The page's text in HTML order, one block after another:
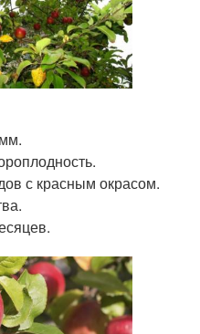
с красным окрасом.